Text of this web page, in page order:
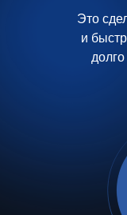
Это
и